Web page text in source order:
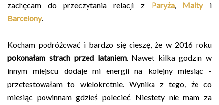
zachęcam do przeczytania relacji z Paryża, Maltyi
Barcelony.
Kocham podróżować i bardzo się cieszę, że w 2016 roku
pokonałam strach przed lataniem. Nawet kilka godzin w
innym miejscu dodaje mi energii na kolejny miesiąc -
przetestowałam to wielokrotnie. Wynika z tego, że co
miesiąc powinnam gdzieś polecieć. Niestety nie mam za